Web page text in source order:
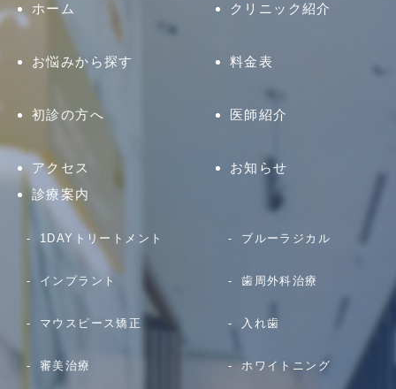
ホーム クリニック紹介
お悩みから探す 料金表
初診の方へ 医師紹介
アクセス
お知らせ
診療案内
1DAYトリートメント ブルーラジカル
インプラント 歯周外科治療
マウスピース矯正 入れ歯
審美治療 ホワイトニング